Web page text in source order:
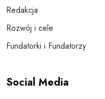
Redakcja
Rozwój i cele
Fundatorki i Fundatorzy
Social Media